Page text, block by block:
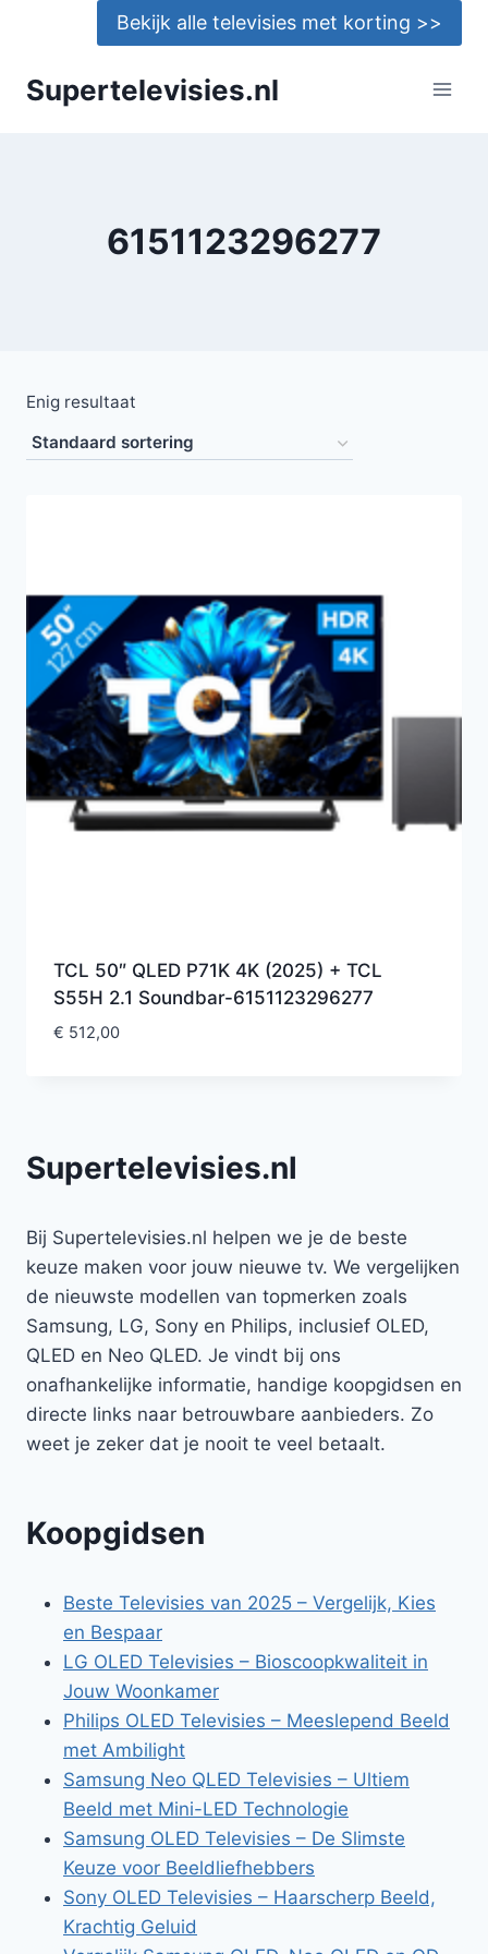
Bekijk alle televisies met korting >>
Supertelevisies.nl
6151123296277
Enig resultaat
TCL 50″ QLED P71K 4K (2025) + TCL
S55H 2.1 Soundbar-6151123296277
€ 512,00
Supertelevisies.nl
Bij Supertelevisies.nl helpen we je de beste
keuze maken voor jouw nieuwe tv. We vergelijken
de nieuwste modellen van topmerken zoals
Samsung, LG, Sony en Philips, inclusief OLED,
QLED en Neo QLED. Je vindt bij ons
onafhankelijke informatie, handige koopgidsen en
directe links naar betrouwbare aanbieders. Zo
weet je zeker dat je nooit te veel betaalt.
Koopgidsen
Beste Televisies van 2025 – Vergelijk, Kies
en Bespaar
LG OLED Televisies – Bioscoopkwaliteit in
Jouw Woonkamer
Philips OLED Televisies – Meeslepend Beeld
met Ambilight
Samsung Neo QLED Televisies – Ultiem
Beeld met Mini-LED Technologie
Samsung OLED Televisies – De Slimste
Keuze voor Beeldliefhebbers
Sony OLED Televisies – Haarscherp Beeld,
Krachtig Geluid